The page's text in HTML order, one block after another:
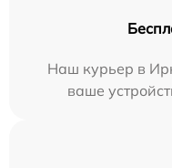
Наш курьер в
ваше